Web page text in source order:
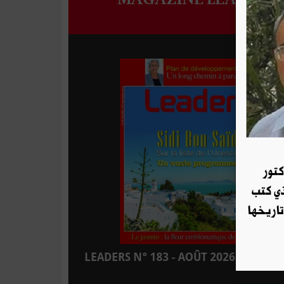
LEADERS N° 183 - AOÛT 2026 : EN
كتب